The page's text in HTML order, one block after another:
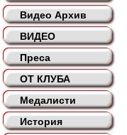
Видео Архив
ВИДЕО
Преса
ОТ КЛУБА
Медалисти
История